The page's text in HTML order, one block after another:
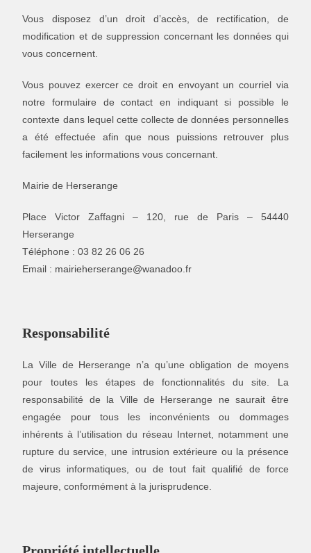
Vous disposez d’un droit d’accès, de rectification, de
modification et de suppression concernant les données qui
vous concernent.
Vous pouvez exercer ce droit en envoyant un courriel via
notre formulaire de contact en indiquant si possible le
contexte dans lequel cette collecte de données personnelles
a été effectuée afin que nous puissions retrouver plus
facilement les informations vous concernant.
Mairie de Herserange
Place Victor Zaffagni – 120, rue de Paris – 54440
Herserange
Téléphone : 03 82 26 06 26
Email : mairieherserange@wanadoo.fr
Responsabilité
La Ville de Herserange n’a qu’une obligation de moyens
pour toutes les étapes de fonctionnalités du site. La
responsabilité de la Ville de Herserange ne saurait être
engagée pour tous les inconvénients ou dommages
inhérents à l’utilisation du réseau Internet, notamment une
rupture du service, une intrusion extérieure ou la présence
de virus informatiques, ou de tout fait qualifié de force
majeure, conformément à la jurisprudence.